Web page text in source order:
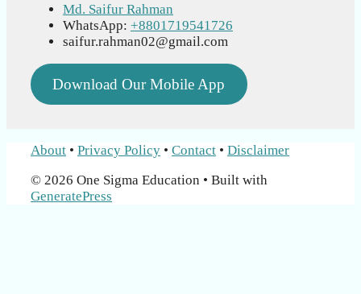
Md. Saifur Rahman
WhatsApp: +8801719541726
saifur.rahman02@gmail.com
Download Our Mobile App
About • Privacy Policy • Contact • Disclaimer
© 2026 One Sigma Education • Built with
GeneratePress